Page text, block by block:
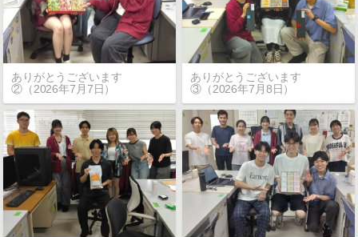
ありがとうございます
②（2026年7月7日）
ありがとうございます
③（2026年7月8日）